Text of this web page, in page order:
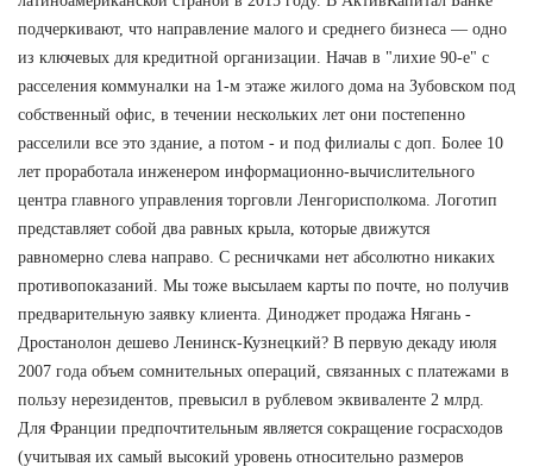
подчеркивают, что направление малого и среднего бизнеса — одно
из ключевых для кредитной организации. Начав в "лихие 90-е" с
расселения коммуналки на 1-м этаже жилого дома на Зубовском под
собственный офис, в течении нескольких лет они постепенно
расселили все это здание, а потом - и под филиалы с доп. Более 10
лет проработала инженером информационно-вычислительного
центра главного управления торговли Ленгорисполкома. Логотип
представляет собой два равных крыла, которые движутся
равномерно слева направо. С ресничками нет абсолютно никаких
противопоказаний. Мы тоже высылаем карты по почте, но получив
предварительную заявку клиента. Диноджет продажа Нягань -
Дростанолон дешево Ленинск-Кузнецкий? В первую декаду июля
2007 года объем сомнительных операций, связанных с платежами в
пользу нерезидентов, превысил в рублевом эквиваленте 2 млрд.
Для Франции предпочтительным является сокращение госрасходов
(учитывая их самый высокий уровень относительно размеров